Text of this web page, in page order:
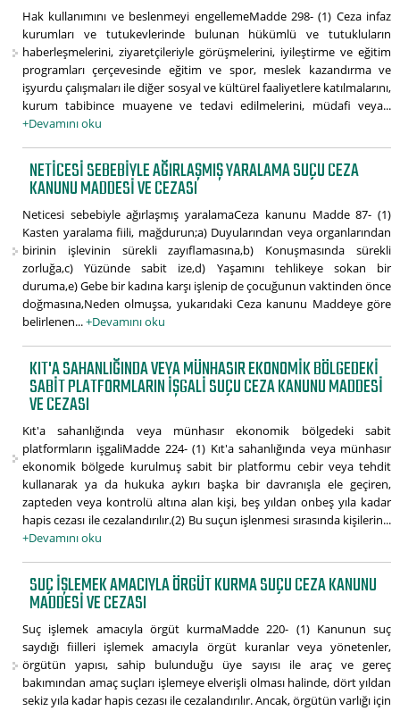
Hak kullanımını ve beslenmeyi engellemeMadde 298- (1) Ceza infaz
kurumları ve tutukevlerinde bulunan hükümlü ve tutukluların
haberleşmelerini, ziyaretçileriyle görüşmelerini, iyileştirme ve eğitim
programları çerçevesinde eğitim ve spor, meslek kazandırma ve
işyurdu çalışmaları ile diğer sosyal ve kültürel faaliyetlere katılmalarını,
kurum tabibince muayene ve tedavi edilmelerini, müdafi veya...
+Devamını oku
NETICESI SEBEBIYLE AĞIRLAŞMIŞ YARALAMA SUÇU CEZA
KANUNU MADDESI VE CEZASI
Neticesi sebebiyle ağırlaşmış yaralamaCeza kanunu Madde 87- (1)
Kasten yaralama fiili, mağdurun;a) Duyularından veya organlarından
birinin işlevinin sürekli zayıflamasına,b) Konuşmasında sürekli
zorluğa,c) Yüzünde sabit ize,d) Yaşamını tehlikeye sokan bir
duruma,e) Gebe bir kadına karşı işlenip de çocuğunun vaktinden önce
doğmasına,Neden olmuşsa, yukarıdaki Ceza kanunu Maddeye göre
belirlenen...+Devamını oku
KIT'A SAHANLIĞINDA VEYA MÜNHASIR EKONOMIK BÖLGEDEKI
SABIT PLATFORMLARIN IŞGALI SUÇU CEZA KANUNU MADDESI
VE CEZASI
Kıt'a sahanlığında veya münhasır ekonomik bölgedeki sabit
platformların işgaliMadde 224- (1) Kıt'a sahanlığında veya münhasır
ekonomik bölgede kurulmuş sabit bir platformu cebir veya tehdit
kullanarak ya da hukuka aykırı başka bir davranışla ele geçiren,
zapteden veya kontrolü altına alan kişi, beş yıldan onbeş yıla kadar
hapis cezası ile cezalandırılır.(2) Bu suçun işlenmesi sırasında kişilerin...
+Devamını oku
SUÇ IŞLEMEK AMACIYLA ÖRGÜT KURMA SUÇU CEZA KANUNU
MADDESI VE CEZASI
Suç işlemek amacıyla örgüt kurmaMadde 220- (1) Kanunun suç
saydığı fiilleri işlemek amacıyla örgüt kuranlar veya yönetenler,
örgütün yapısı, sahip bulunduğu üye sayısı ile araç ve gereç
bakımından amaç suçları işlemeye elverişli olması halinde, dört yıldan
sekiz yıla kadar hapis cezası ile cezalandırılır. Ancak, örgütün varlığı için